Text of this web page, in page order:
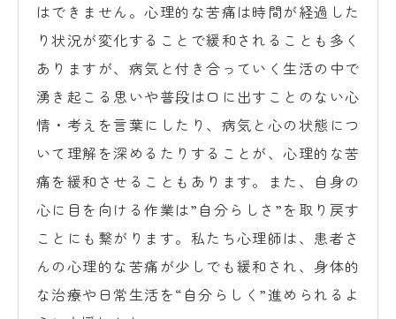
はできません。心理的な苦痛は時間が経過した
り状況が変化することで緩和されることも多く
ありますが、病気と付き合っていく生活の中で
湧き起こる思いや普段は口に出すことのない心
情・考えを言葉にしたり、病気と心の状態につ
いて理解を深めるたりすることが、心理的な苦
痛を緩和させることもあります。また、自身の
心に目を向ける作業は”自分らしさ”を取り戻す
ことにも繋がります。私たち心理師は、患者さ
んの心理的な苦痛が少しでも緩和され、身体的
な治療や日常生活を“自分らしく”進められるよ